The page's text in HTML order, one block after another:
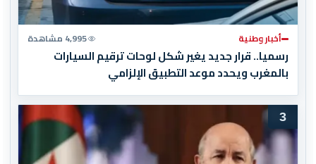
أخبار وطنية 4,995 مشاهدة
رسميا.. قرار جديد يغير شكل لوحات ترقيم السيارات
بالمغرب ويحدد موعد التطبيق الإلزامي
3